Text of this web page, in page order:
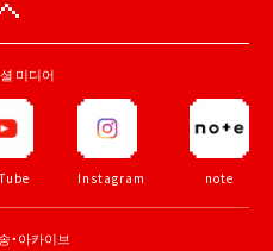
미디어
Instagram note
・아카이브